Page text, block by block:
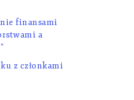
finansami
a
z członkami